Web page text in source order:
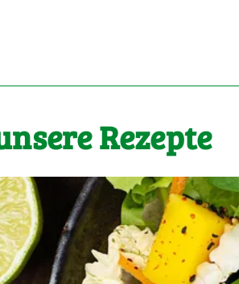
Rezepte